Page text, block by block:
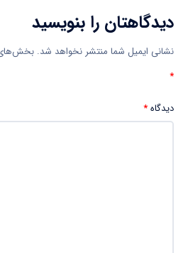
دیدگاهتان را بنویسید
نشانی ایمیل شما منتشر نخواهد شد. بخش‌های
*
دیدگاه*